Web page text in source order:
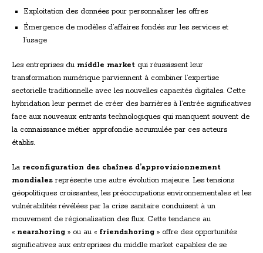
Exploitation des données pour personnaliser les offres
Émergence de modèles d’affaires fondés sur les services et
l’usage
Les entreprises du middle market qui réussissent leur
transformation numérique parviennent à combiner l’expertise
sectorielle traditionnelle avec les nouvelles capacités digitales. Cette
hybridation leur permet de créer des barrières à l’entrée significatives
face aux nouveaux entrants technologiques qui manquent souvent de
la connaissance métier approfondie accumulée par ces acteurs
établis.
La reconfiguration des chaînes d’approvisionnement
mondiales représente une autre évolution majeure. Les tensions
géopolitiques croissantes, les préoccupations environnementales et les
vulnérabilités révélées par la crise sanitaire conduisent à un
mouvement de régionalisation des flux. Cette tendance au
« nearshoring » ou au « friendshoring » offre des opportunités
significatives aux entreprises du middle market capables de se